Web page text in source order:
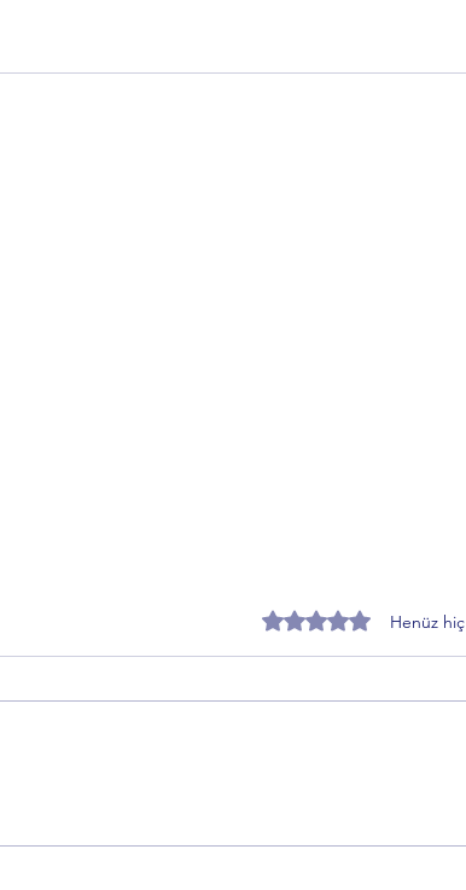
Süreci Açıklaması
5 üzerinden 0 yıldız
Henüz